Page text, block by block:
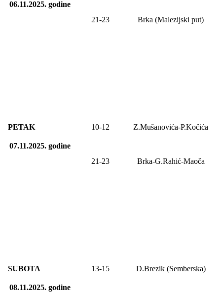
06.11.2025. godine
21-23 Brka (Malezijski put)
PETAK
07.11.2025. godine
10-12 Z.Mušanovića-P.Kočića
21-23 Brka-G.Rahić-Maoča
SUBOTA
08.11.2025. godine
13-1 5 D.Brezik (Semberska)